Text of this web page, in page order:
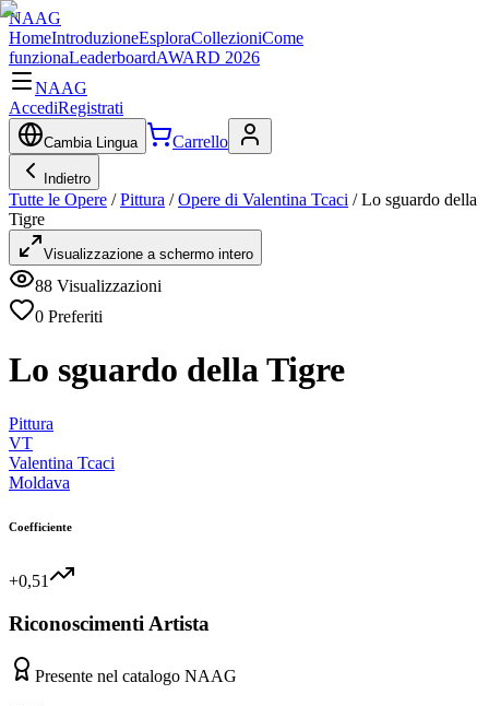
NAAG
HomeIntroduzioneEsploraCollezioniCome
funzionaLeaderboardAWARD 2026
NAAG
AccediRegistrati
Cambia Lingua Carrello
Indietro
Tutte le Opere / Pittura / Opere di Valentina Tcaci /Lo sguardo della
Tigre
Visualizzazione a schermo intero
88 Visualizzazioni
0 Preferiti
Lo sguardo della Tigre
Pittura
VT
Valentina Tcaci
Moldava
Coefficiente
+0,51
Riconoscimenti Artista
Presente nel catalogo NAAG